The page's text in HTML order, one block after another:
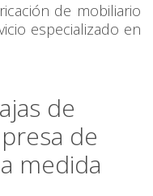
de mobiliario
especializado en
de
de
medida